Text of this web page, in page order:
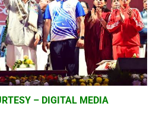
– DIGITAL MEDIA